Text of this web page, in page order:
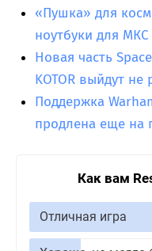
«Пушка» для
ноутбуки для МКС
Новая часть
KOTOR выйдут не
Поддержка
продлена еще на
Как вам
Отличная игра